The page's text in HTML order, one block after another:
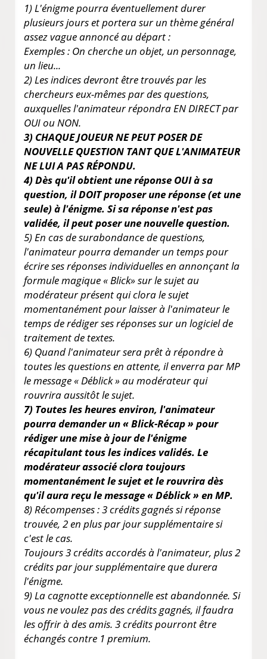
1) L'énigme pourra éventuellement durer
plusieurs jours et portera sur un thème général
assez vague annoncé au départ :
Exemples : On cherche un objet, un personnage,
un lieu...
2) Les indices devront être trouvés par les
chercheurs eux-mêmes par des questions,
auxquelles l'animateur répondra EN DIRECT par
OUI ou NON.
3) CHAQUE JOUEUR NE PEUT POSER DE
NOUVELLE QUESTION TANT QUE L'ANIMATEUR
NE LUI A PAS RÉPONDU.
4) Dès qu'il obtient une réponse OUI à sa
question, il DOIT proposer une réponse (et une
seule) à l'énigme. Si sa réponse n'est pas
validée, il peut poser une nouvelle question.
5) En cas de surabondance de questions,
l'animateur pourra demander un temps pour
écrire ses réponses individuelles en annonçant la
formule magique « Blick» sur le sujet au
modérateur présent qui clora le sujet
momentanément pour laisser à l'animateur le
temps de rédiger ses réponses sur un logiciel de
traitement de textes.
6) Quand l'animateur sera prêt à répondre à
toutes les questions en attente, il enverra par MP
le message « Déblick » au modérateur qui
rouvrira aussitôt le sujet.
7) Toutes les heures environ, l'animateur
pourra demander un « Blick-Récap » pour
rédiger une mise à jour de l'énigme
récapitulant tous les indices validés. Le
modérateur associé clora toujours
momentanément le sujet et le rouvrira dès
qu'il aura reçu le message « Déblick » en MP.
8) Récompenses : 3 crédits gagnés si réponse
trouvée, 2 en plus par jour supplémentaire si
c'est le cas.
Toujours 3 crédits accordés à l'animateur, plus 2
crédits par jour supplémentaire que durera
l'énigme.
9) La cagnotte exceptionnelle est abandonnée. Si
vous ne voulez pas des crédits gagnés, il faudra
les offrir à des amis. 3 crédits pourront être
échangés contre 1 premium.